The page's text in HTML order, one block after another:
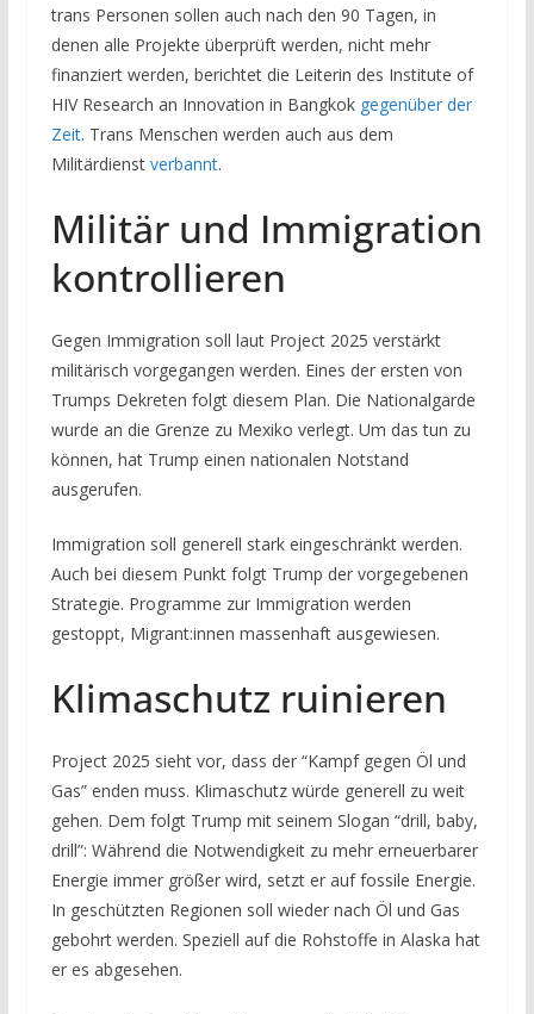
trans Personen sollen auch nach den 90 Tagen, in
denen alle Projekte überprüft werden, nicht mehr
finanziert werden, berichtet die Leiterin des Institute of
HIV Research an Innovation in Bangkok gegenüber der
Zeit. Trans Menschen werden auch aus dem
Militärdienst verbannt.
Militär und Immigration
kontrollieren
Gegen Immigration soll laut Project 2025 verstärkt
militärisch vorgegangen werden. Eines der ersten von
Trumps Dekreten folgt diesem Plan. Die Nationalgarde
wurde an die Grenze zu Mexiko verlegt. Um das tun zu
können, hat Trump einen nationalen Notstand
ausgerufen.
Immigration soll generell stark eingeschränkt werden.
Auch bei diesem Punkt folgt Trump der vorgegebenen
Strategie. Programme zur Immigration werden
gestoppt, Migrant:innen massenhaft ausgewiesen.
Klimaschutz ruinieren
Project 2025 sieht vor, dass der “Kampf gegen Öl und
Gas” enden muss. Klimaschutz würde generell zu weit
gehen. Dem folgt Trump mit seinem Slogan “drill, baby,
drill”: Während die Notwendigkeit zu mehr erneuerbarer
Energie immer größer wird, setzt er auf fossile Energie.
In geschützten Regionen soll wieder nach Öl und Gas
gebohrt werden. Speziell auf die Rohstoffe in Alaska hat
er es abgesehen.